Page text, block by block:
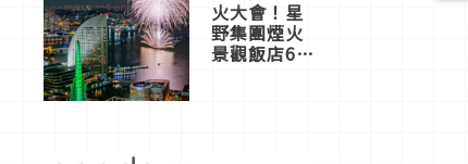
火大會！星
野集團煙火
景觀飯店6